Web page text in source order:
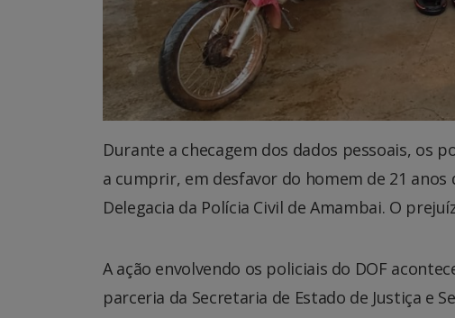
Durante a checagem dos dados pessoais, os
a cumprir, em desfavor do homem de 21
Delegacia da Polícia Civil de Amambai. O
A ação envolvendo os policiais do DOF
parceria da Secretaria de Estado de Justiça e